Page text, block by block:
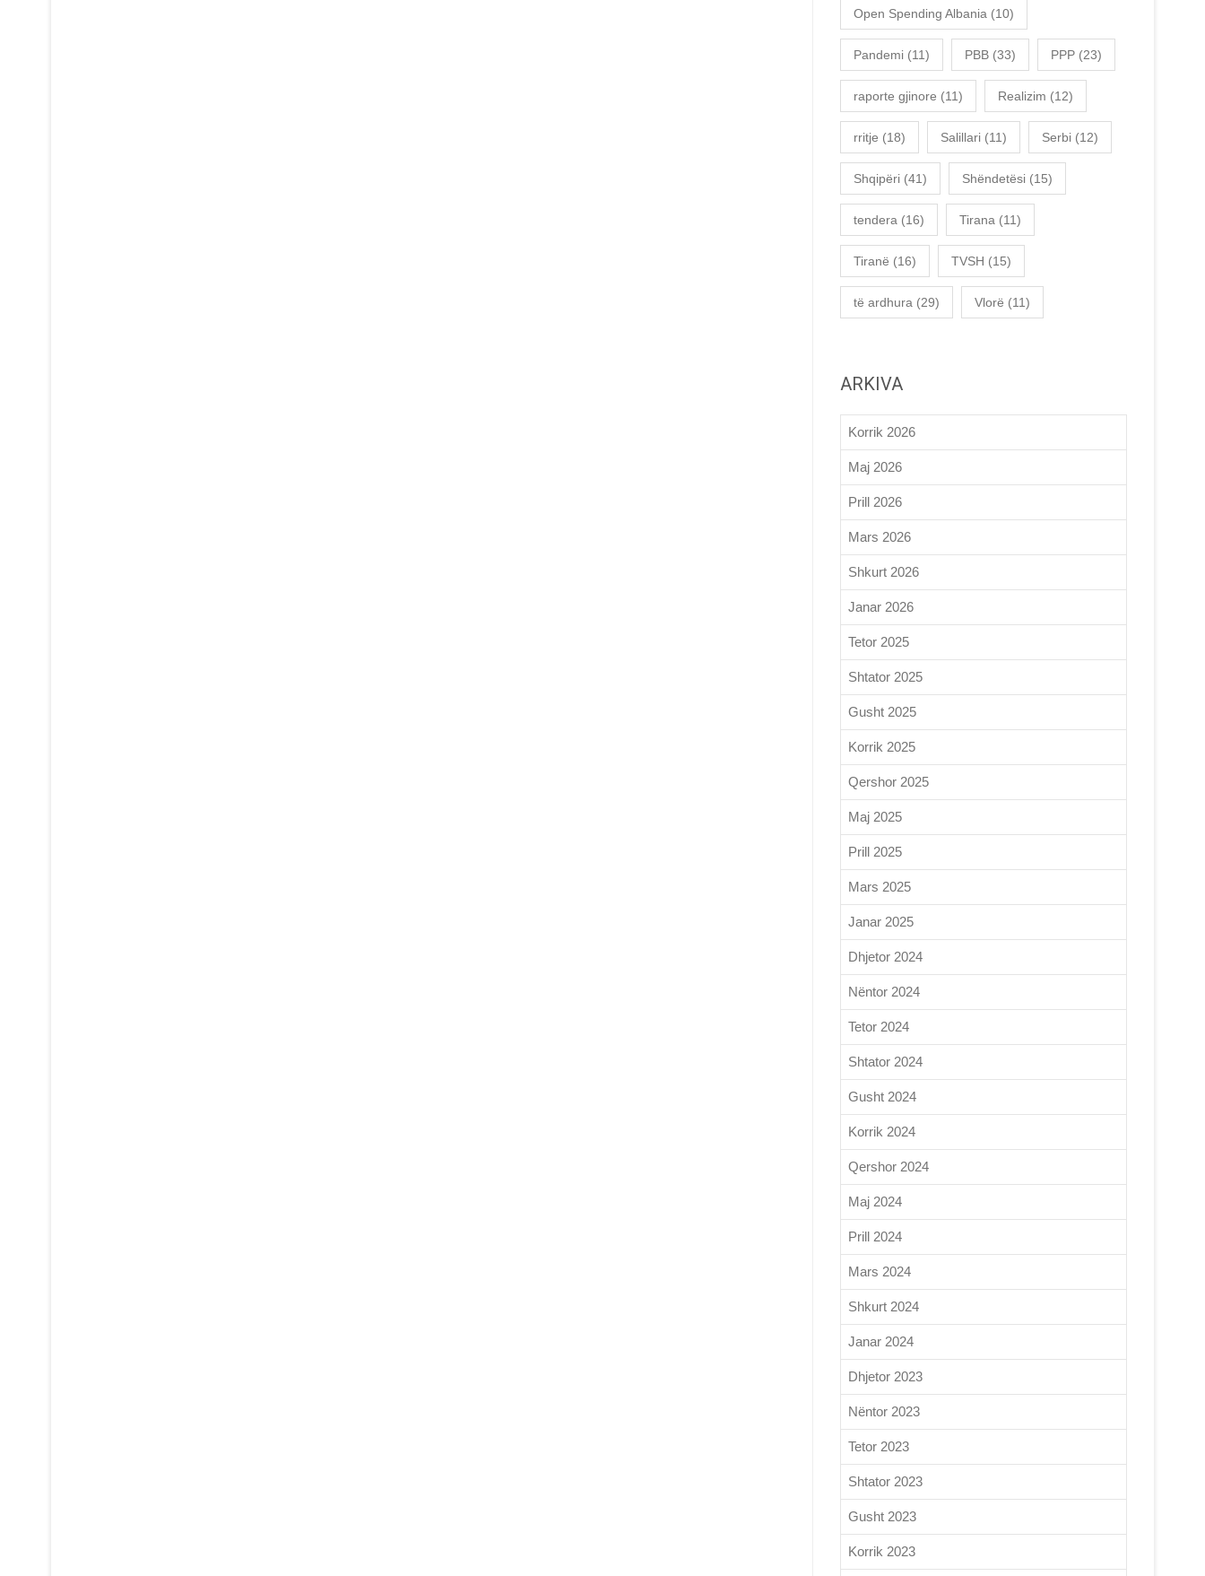
Open Spending Albania (10)
Pandemi (11) PBB (33) PPP (23)
raporte gjinore (11) Realizim (12)
rritje (18) Salillari (11) Serbi (12)
Shqipëri (41) Shëndetësi (15)
tendera (16) Tirana (11)
Tiranë (16) TVSH (15)
të ardhura (29) Vlorë (11)
ARKIVA
Korrik 2026
Maj 2026
Prill 2026
Mars 2026
Shkurt 2026
Janar 2026
Tetor 2025
Shtator 2025
Gusht 2025
Korrik 2025
Qershor 2025
Maj 2025
Prill 2025
Mars 2025
Janar 2025
Dhjetor 2024
Nëntor 2024
Tetor 2024
Shtator 2024
Gusht 2024
Korrik 2024
Qershor 2024
Maj 2024
Prill 2024
Mars 2024
Shkurt 2024
Janar 2024
Dhjetor 2023
Nëntor 2023
Tetor 2023
Shtator 2023
Gusht 2023
Korrik 2023